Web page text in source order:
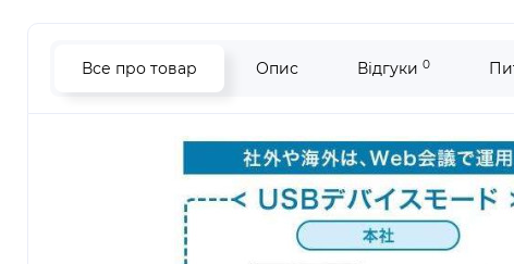
Все про товар Опис Відгуки 0